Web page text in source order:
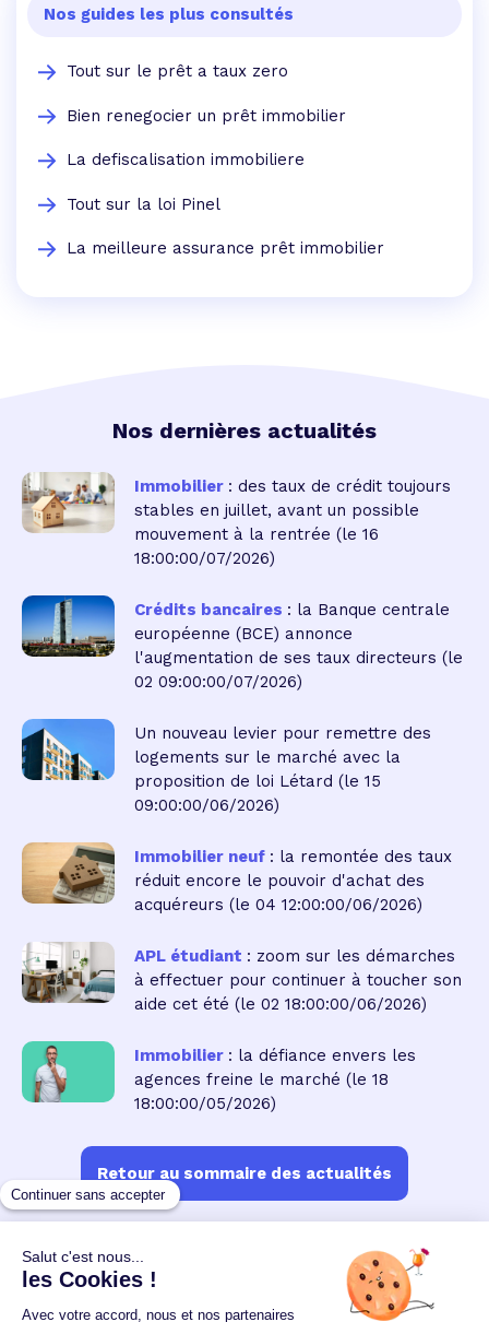
Nos guides les plus consultés
Tout sur le prêt a taux zero
Bien renegocier un prêt immobilier
La defiscalisation immobiliere
Tout sur la loi Pinel
La meilleure assurance prêt immobilier
Nos dernières actualités
Immobilier : des taux de crédit toujours
stables en juillet, avant un possible
mouvement à la rentrée (le 16
18:00:00/07/2026)
Crédits bancaires : la Banque centrale
européenne (BCE) annonce
l'augmentation de ses taux directeurs (le
02 09:00:00/07/2026)
Un nouveau levier pour remettre des
logements sur le marché avec la
proposition de loi Létard (le 15
09:00:00/06/2026)
Immobilier neuf : la remontée des taux
réduit encore le pouvoir d'achat des
acquéreurs (le 04 12:00:00/06/2026)
APL étudiant : zoom sur les démarches
à effectuer pour continuer à toucher son
aide cet été (le 02 18:00:00/06/2026)
Immobilier : la défiance envers les
agences freine le marché (le 18
18:00:00/05/2026)
Retour au sommaire des actualités